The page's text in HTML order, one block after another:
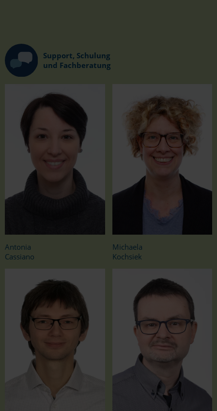
Support, Schulung
und Fachberatung
Antonia
Cassiano
Michaela
Kochsiek